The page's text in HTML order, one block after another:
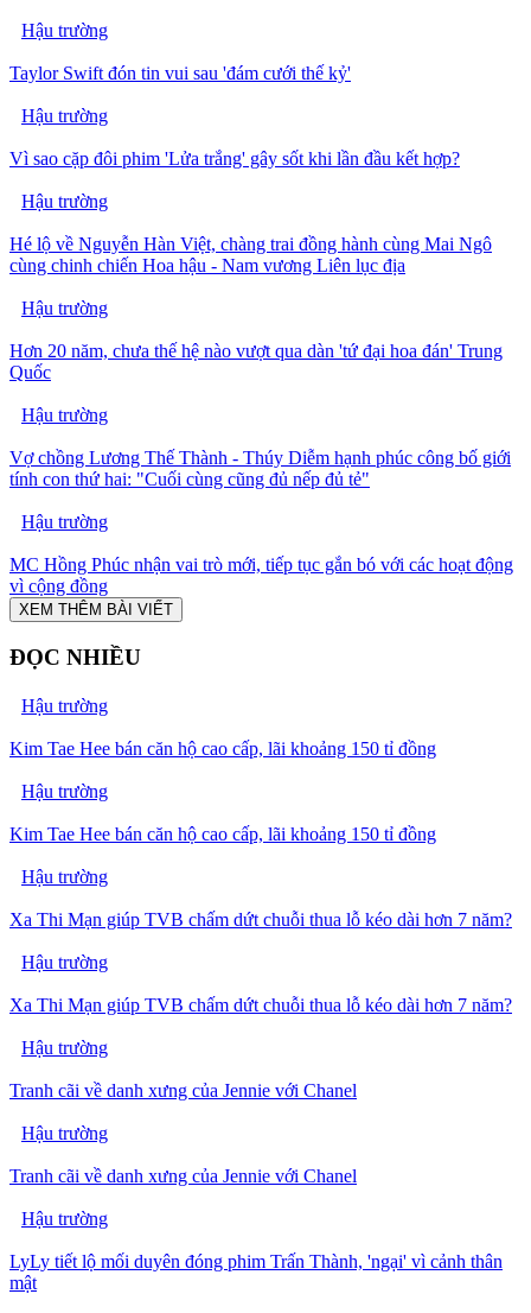
Hậu trường
Taylor Swift đón tin vui sau 'đám cưới thế kỷ'
Hậu trường
Vì sao cặp đôi phim 'Lửa trắng' gây sốt khi lần đầu kết hợp?
Hậu trường
Hé lộ về Nguyễn Hàn Việt, chàng trai đồng hành cùng Mai Ngô
cùng chinh chiến Hoa hậu - Nam vương Liên lục địa
Hậu trường
Hơn 20 năm, chưa thế hệ nào vượt qua dàn 'tứ đại hoa đán' Trung
Quốc
Hậu trường
Vợ chồng Lương Thế Thành - Thúy Diễm hạnh phúc công bố giới
tính con thứ hai: "Cuối cùng cũng đủ nếp đủ tẻ"
Hậu trường
MC Hồng Phúc nhận vai trò mới, tiếp tục gắn bó với các hoạt động
vì cộng đồng
XEM THÊM BÀI VIẾT
ĐỌC NHIỀU
Hậu trường
Kim Tae Hee bán căn hộ cao cấp, lãi khoảng 150 tỉ đồng
Hậu trường
Kim Tae Hee bán căn hộ cao cấp, lãi khoảng 150 tỉ đồng
Hậu trường
Xa Thi Mạn giúp TVB chấm dứt chuỗi thua lỗ kéo dài hơn 7 năm?
Hậu trường
Xa Thi Mạn giúp TVB chấm dứt chuỗi thua lỗ kéo dài hơn 7 năm?
Hậu trường
Tranh cãi về danh xưng của Jennie với Chanel
Hậu trường
Tranh cãi về danh xưng của Jennie với Chanel
Hậu trường
LyLy tiết lộ mối duyên đóng phim Trấn Thành, 'ngại' vì cảnh thân
mật